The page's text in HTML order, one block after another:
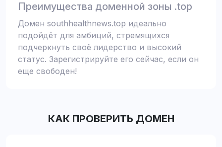
Преимущества доменной зоны .top
Домен southhealthnews.top идеально
подойдёт для амбиций, стремящихся
подчеркнуть своё лидерство и высокий
статус. Зарегистрируйте его сейчас, если он
еще свободен!
КАК ПРОВЕРИТЬ ДОМЕН